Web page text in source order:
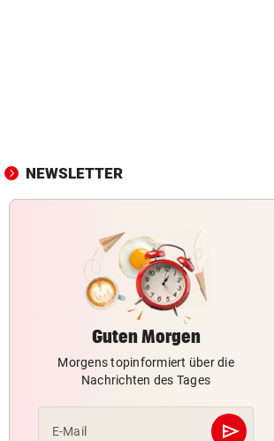
NEWSLETTER
Guten Morgen
Morgens topinformiert über die
Nachrichten des Tages
E-Mail send